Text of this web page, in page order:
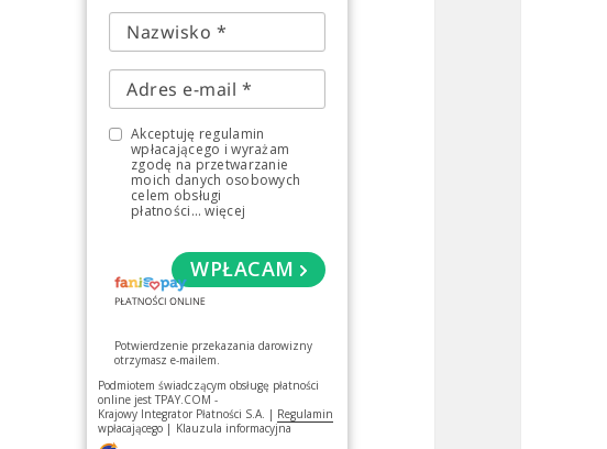
Akceptuję regulamin
wpłacającego i wyrażam
zgodę na przetwarzanie
moich danych osobowych
celem obsługi
płatności... więcej
WPŁACAM
Potwierdzenie przekazania darowizny
otrzymasz e-mailem.
Podmiotem świadczącym obsługę płatności
online jestTPAY.COM -
Krajowy Integrator Płatności S.A. | Regulamin
wpłacającego | Klauzula informacyjna